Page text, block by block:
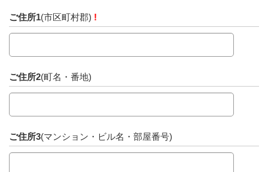
ご住所1(市区町村郡) !
ご住所2(町名・番地)
ご住所3(マンション・ビル名・部屋番号)